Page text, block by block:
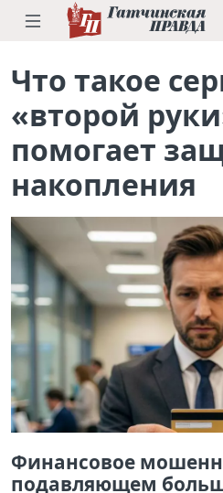
Что такое
«второй
помогает
накопления
Финансовое
подавляющем